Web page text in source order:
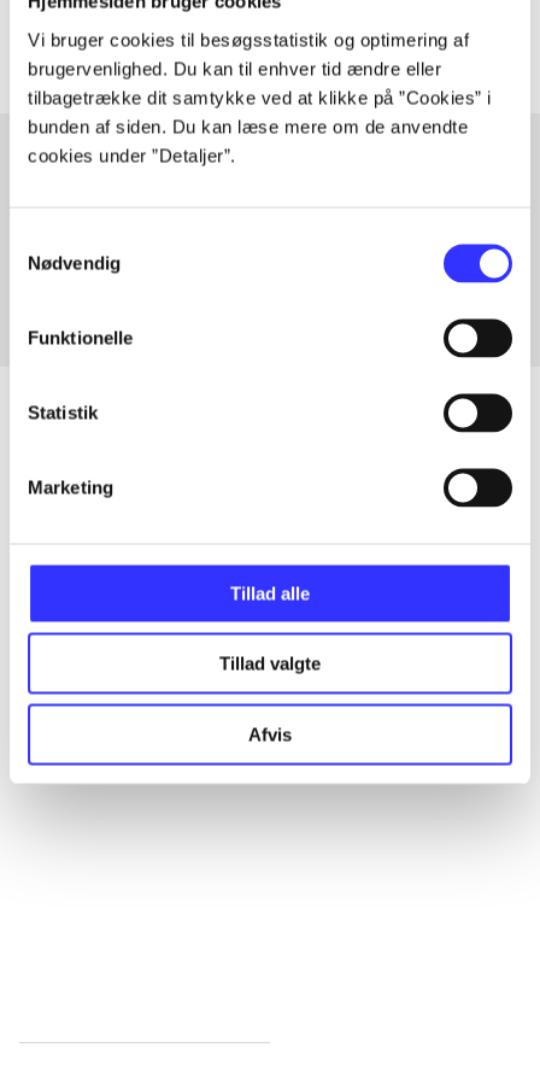
Vi bruger cookies til besøgsstatistik og optimering af
brugervenlighed. Du kan til enhver tid ændre eller
tilbagetrække dit samtykke ved at klikke på ”Cookies” i
bunden af siden. Du kan læse mere om de anvendte
cookies under ”Detaljer”.
Nødvendig
Funktionelle
Statistik
Marketing
Tillad alle
Tillad valgte
Afvis
Artikler